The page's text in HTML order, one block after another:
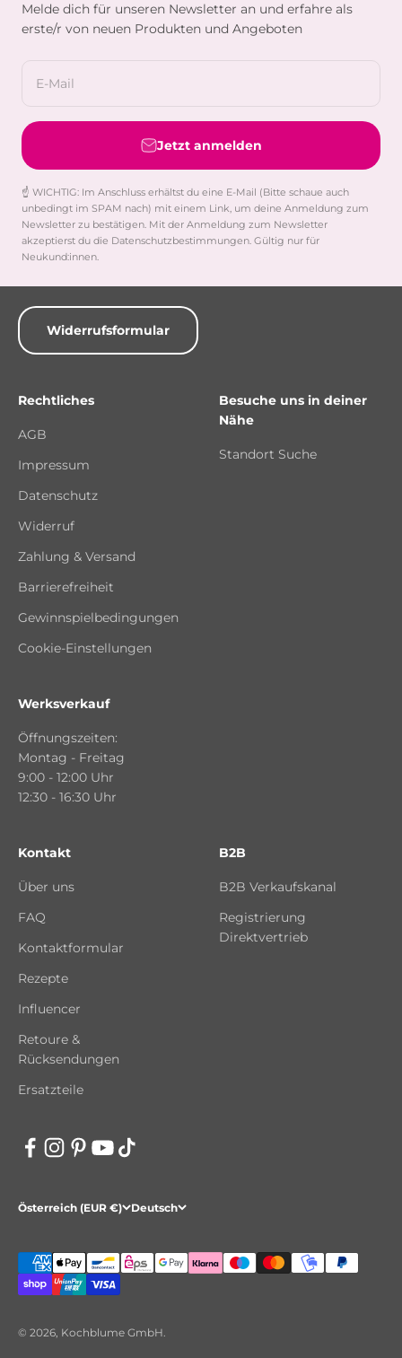
Melde dich für unseren Newsletter an und erfahre als
erste/r von neuen Produkten und Angeboten
E-Mail
Jetzt anmelden
☝️ WICHTIG: Im Anschluss erhältst du eine E-Mail (Bitte schaue auch
unbedingt im SPAM nach) mit einem Link, um deine Anmeldung zum
Newsletter zu bestätigen. Mit der Anmeldung zum Newsletter
akzeptierst du die Datenschutzbestimmungen. Gültig nur für
Neukund:innen.
Widerrufsformular
Rechtliches
AGB
Impressum
Datenschutz
Widerruf
Zahlung & Versand
Barrierefreiheit
Gewinnspielbedingungen
Cookie-Einstellungen
Besuche uns in deiner
Nähe
Standort Suche
Werksverkauf
Öffnungszeiten:
Montag - Freitag
9:00 - 12:00 Uhr
12:30 - 16:30 Uhr
Kontakt
Über uns
FAQ
Kontaktformular
Rezepte
Influencer
Retoure &
Rücksendungen
Ersatzteile
B2B
B2B Verkaufskanal
Registrierung
Direktvertrieb
Österreich (EUR €) Deutsch
© 2026, Kochblume GmbH.